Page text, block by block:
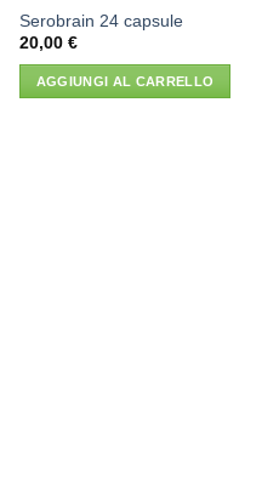
Serobrain 24 capsule
20,00 €
AGGIUNGI AL CARRELLO